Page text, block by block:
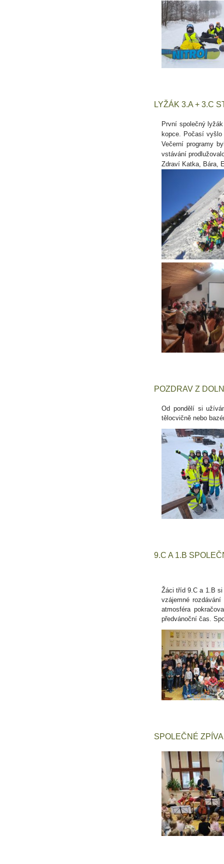
LYŽÁK 3.A + 3.C
První společný
kopce. Počasí
Večerní programy
vstávání
Zdraví Katka, Bára,
POZDRAV Z
Od pondělí si
tělocvičně nebo
9.C A 1.B
Žáci tříd 9.C a 1.B si
vzájemné
atmosféra
předvánoční čas.
SPOLEČNÉ